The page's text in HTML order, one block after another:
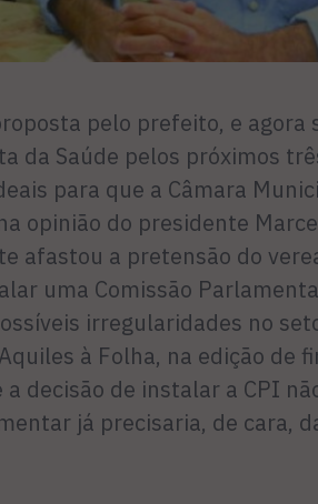
pelo prefeito, e agora
da Saúde pelos próximos
para que a Câmara
opinião do presidente
afastou a pretensão do
uma Comissão
irregularidades no
à Folha, na edição de
decisão de instalar a CPI
já precisaria, de cara,